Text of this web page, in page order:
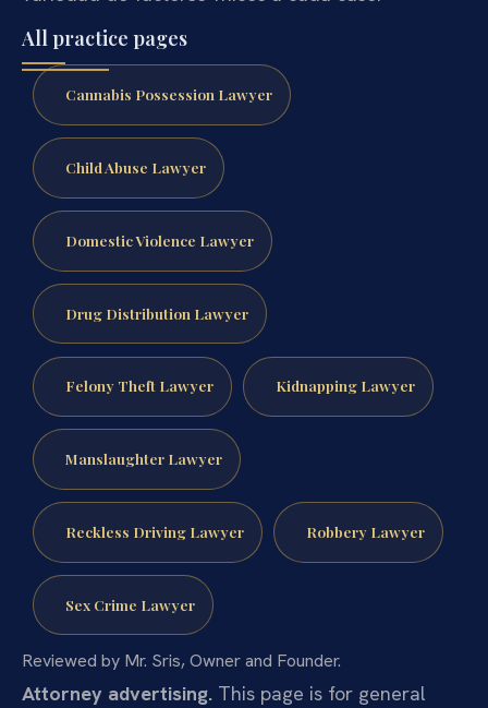
All practice pages
Cannabis Possession Lawyer
Child Abuse Lawyer
Domestic Violence Lawyer
Drug Distribution Lawyer
Felony Theft Lawyer Kidnapping Lawyer
Manslaughter Lawyer
Reckless Driving Lawyer Robbery Lawyer
Sex Crime Lawyer
Reviewed by Mr. Sris, Owner and Founder.
Attorney advertising. This page is for general